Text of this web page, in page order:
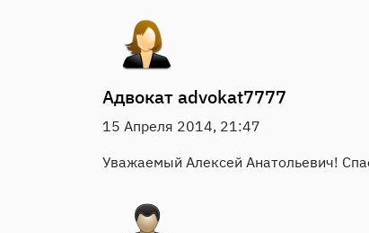
Адвокатadvokat7777
15 Апреля 2014, 21:47
Уважаемый Алексей Анатольевич!